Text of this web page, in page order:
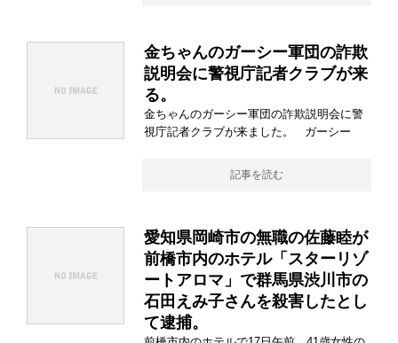
金ちゃんのガーシー軍団の詐欺
説明会に警視庁記者クラブが来
る。
金ちゃんのガーシー軍団の詐欺説明会に警
視庁記者クラブが来ました。 ガーシー
記事を読む
愛知県岡崎市の無職の佐藤睦が
前橋市内のホテル「スターリゾ
ートアロマ」で群馬県渋川市の
石田えみ子さんを殺害したとし
て逮捕。